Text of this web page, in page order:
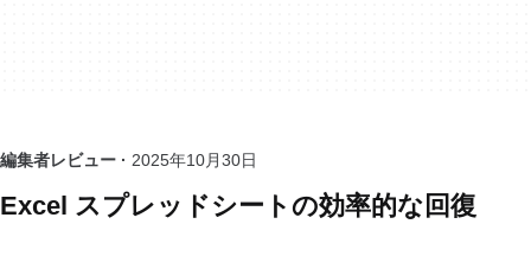
編集者レビュー · 2025年10月30日
Excel スプレッドシートの効率的な回復